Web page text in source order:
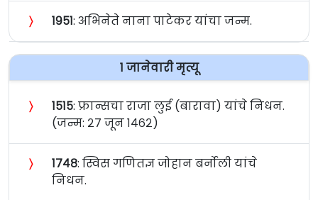
〉 १९५१: अभिनेते नाना पाटेकर यांचा जन्म.
१ जानेवारी मृत्यू
〉 १५१५: फ्रान्सचा राजा लुई (बारावा) यांचे निधन.
(जन्म: २७ जून १४६२)
〉 १७४८: स्विस गणितज्ञ जोहान बर्नोली यांचे
निधन.